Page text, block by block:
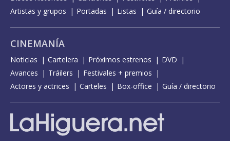
Artistas y grupos
Portadas Listas Guía / directorio
CINEMANÍA
Noticias Cartelera Próximos estrenos
DVD
Avances
Tráilers
Festivales + premios
Actores y actrices
Carteles Box-office Guía / directorio